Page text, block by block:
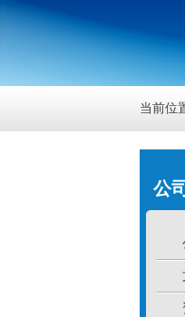
当前位
公